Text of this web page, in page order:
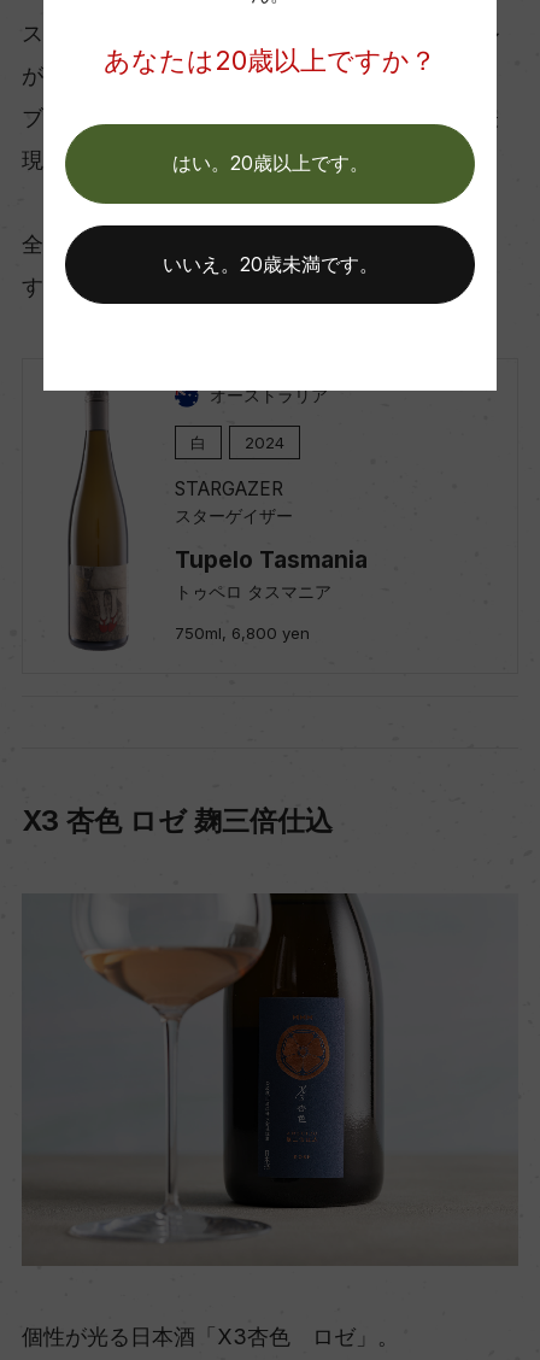
スリングがフィネスを、ゲヴュルツトラミネール
がスパイシーさとアロマチックな香りを、ピノ・
ブランがフレッシュで生き生きとした果実味を表
現しています。
全体として綺麗で複雑、余韻の長いスタイルで
す。
オーストラリア
白 2024
STARGAZER
スターゲイザー
Tupelo Tasmania
トゥペロ タスマニア
750ml, 6,800 yen
X3 杏色 ロゼ 麹三倍仕込
個性が光る日本酒「X3杏色 ロゼ」。
あなたは20歳以上ですか？
はい。20歳以上です。
いいえ。20歳未満です。